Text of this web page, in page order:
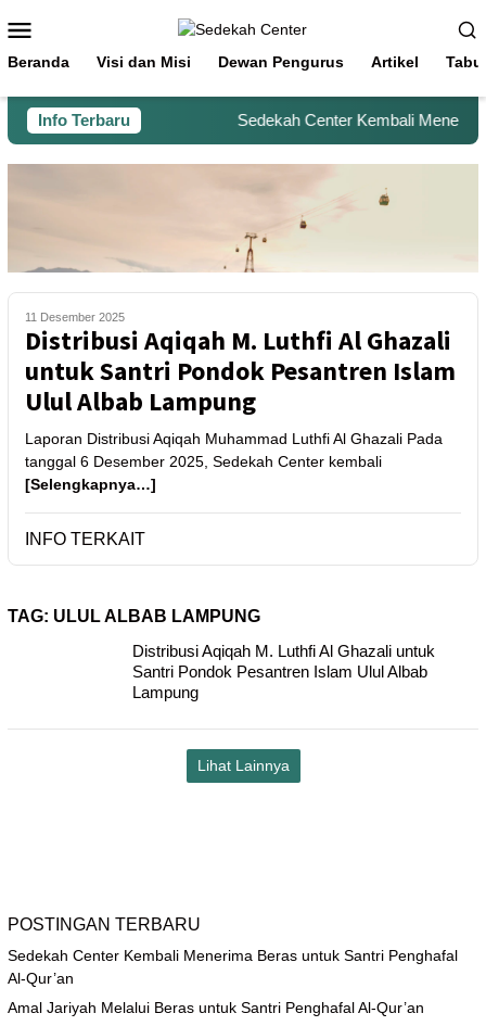
Beranda Visi dan Misi Dewan Pengurus Artikel
Info Terbaru Sedekah Center Kembali
11 Desember 2025
Distribusi Aqiqah M. Luthfi Al Ghazali
untuk Santri Pondok Pesantren Islam
Ulul Albab Lampung
Laporan Distribusi Aqiqah Muhammad Luthfi Al Ghazali Pada
tanggal 6 Desember 2025, Sedekah Center kembali
[Selengkapnya…]
INFO TERKAIT
TAG: ULUL ALBAB LAMPUNG
Distribusi Aqiqah M. Luthfi Al Ghazali untuk
Santri Pondok Pesantren Islam Ulul Albab
Lampung
Lihat Lainnya
POSTINGAN TERBARU
Sedekah Center Kembali Menerima Beras untuk Santri Penghafal
Al-Qur’an
Amal Jariyah Melalui Beras untuk Santri Penghafal Al-Qur’an